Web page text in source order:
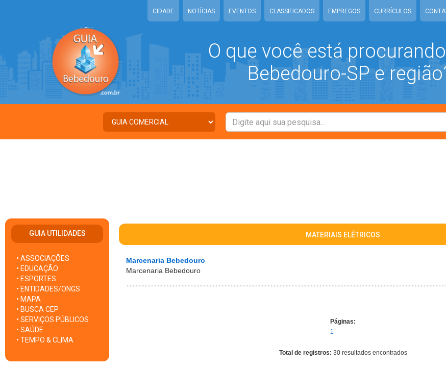
CIDADE NOTÍCIAS EVENTOS CLASSIFICADOS EMPREGOS CURRÍCULOS
O que você está
Bebedouro-SP e
GUIA UTILIDADES
• ASSOCIAÇÕES
• EDUCAÇÃO
• ESPORTES
• ENTIDADES/ONGS
• MAPA
• BUSCA CEP
• SERVIÇOS PÚBLICOS
• SAÚDE
• TEMPO & CLIMA
MATERIAIS ELÉTRICOS
Marcenaria Bebedouro
Marcenaria Bebedouro
Páginas:
1
Total de registros: 30 resultados encontrados